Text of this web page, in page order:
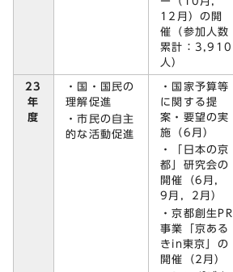
12月）の開
催（参加人数
累計：3,910
人）
23
年
度
・国・国民の
理解促進
・市民の自主
的な活動促進
・国家予算等
に関する提
案・要望の実
施（6月）
・「日本の京
都」研究会の
開催（6月，
9月，2月）
・京都創生PR
事業「京ある
きin東京」の
開催（2月）